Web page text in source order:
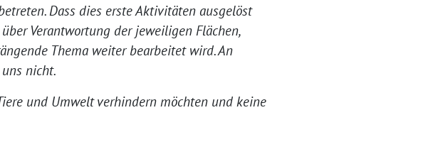
Dass dies erste Aktivitäten ausgelöst
Verantwortung der jeweiligen Flächen,
Thema weiter bearbeitet wird. An
nicht.
und Umwelt verhindern möchten und keine